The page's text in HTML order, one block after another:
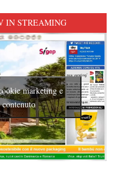
IN STREAMING
marketing e